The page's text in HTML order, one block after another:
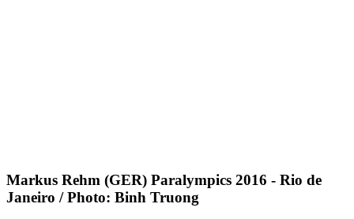
Markus Rehm (GER) Paralympics 2016 - Rio de
Janeiro / Photo: Binh Truong